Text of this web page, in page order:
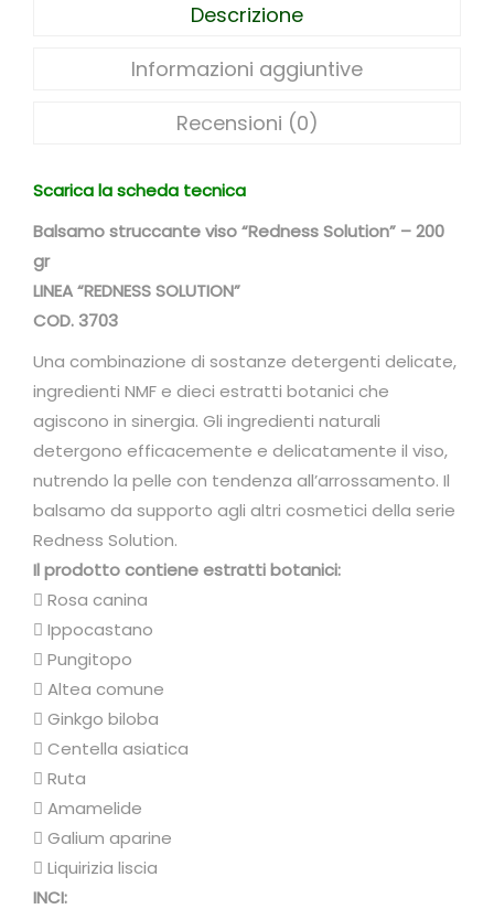
s
r
u
c
c
a
r
e
i
l
v
i
s
o
p
e
r
p
e
l
l
Descrizione
Informazioni aggiuntive
Recensioni (0)
Scarica la scheda tecnica
Balsamo struccante viso “Redness Solution” – 200
gr
LINEA “REDNESS SOLUTION”
COD. 3703
Una combinazione di sostanze detergenti delicate,
ingredienti NMF e dieci estratti botanici che
agiscono in sinergia. Gli ingredienti naturali
detergono efficacemente e delicatamente il viso,
nutrendo la pelle con tendenza all’arrossamento. Il
balsamo da supporto agli altri cosmetici della serie
Redness Solution.
Il prodotto contiene estratti botanici:
 Rosa canina
 Ippocastano
 Pungitopo
 Altea comune
 Ginkgo biloba
 Centella asiatica
 Ruta
 Amamelide
 Galium aparine
 Liquirizia liscia
INCI: